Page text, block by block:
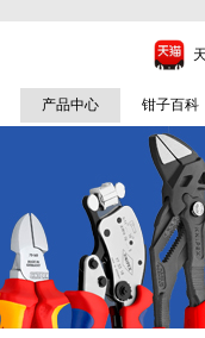
产品中心 钳子百科